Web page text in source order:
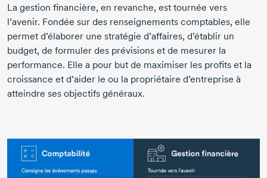
La gestion financière, en revanche, est tournée vers
l’avenir. Fondée sur des renseignements comptables, elle
permet d’élaborer une stratégie d’affaires, d’établir un
budget, de formuler des prévisions et de mesurer la
performance. Elle a pour but de maximiser les profits et la
croissance et d’aider le ou la propriétaire d’entreprise à
atteindre ses objectifs généraux.